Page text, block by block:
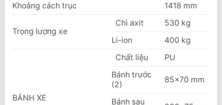
Khoảng cách trục
1418 mm
Trọng lượng xe
Chì axit
530 kg
Li-ion
400 kg
BÁNH XE
Chất liệu
PU
Bánh trước
(2)
85×70 mm
Bánh sau